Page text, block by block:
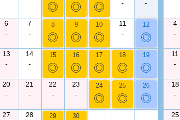
◎ ◎ ◎
-
-
6
-
7
-
8
◎
9
◎
10
◎
11
-
12
◎
13
-
14
-
15
◎
16
◎
17
◎
18
◎
19
◎
20
-
21
-
22
-
23
-
24
◎
25
◎
26
◎
27
28
29 30
4
-
11
-
18
-
25